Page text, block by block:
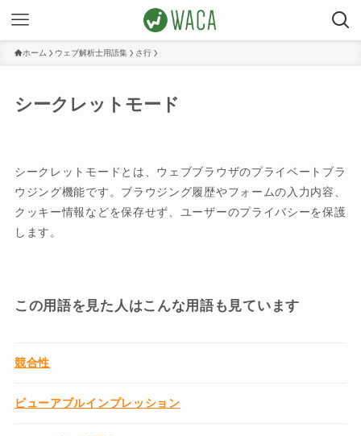
ホーム ウェブ解析士用語集 さ行
シークレットモード
シークレットモードとは、ウェブブラウザのプライベートブラ
ウジング機能です。ブラウジング履歴やフォームの入力内容、
クッキー情報などを保存せず、ユーザーのプライバシーを保護
します。
この用語を見た人はこんな用語も見ています
競合性
ビューアブルインプレッション